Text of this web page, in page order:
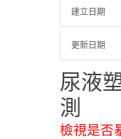
建立日期
更新日期
尿液
測
檢視是否